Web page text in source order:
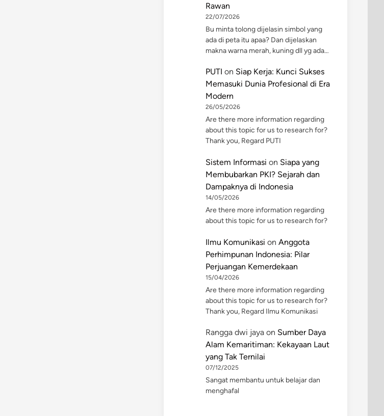
Rawan
22/07/2026
Bu minta tolong dijelasin simbol yang
ada di peta itu apaa? Dan dijelaskan
makna warna merah, kuning dll yg ada…
PUTI on Siap Kerja: Kunci Sukses
Memasuki Dunia Profesional di Era
Modern
26/05/2026
Are there more information regarding
about this topic for us to research for?
Thank you, Regard PUTI
Sistem Informasi on Siapa yang
Membubarkan PKI? Sejarah dan
Dampaknya di Indonesia
14/05/2026
Are there more information regarding
about this topic for us to research for?
Ilmu Komunikasi on Anggota
Perhimpunan Indonesia: Pilar
Perjuangan Kemerdekaan
15/04/2026
Are there more information regarding
about this topic for us to research for?
Thank you, Regard Ilmu Komunikasi
Rangga dwi jaya on Sumber Daya
Alam Kemaritiman: Kekayaan Laut
yang Tak Ternilai
07/12/2025
Sangat membantu untuk belajar dan
menghafal